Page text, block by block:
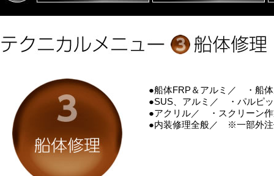
●船体FRP＆アルミ／ ・船
●SUS、アルミ／ ・パルピ
●アクリル／ ・スクリーン
●内装修理全般／ ※一部外注